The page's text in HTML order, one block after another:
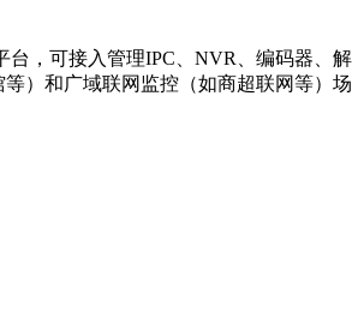
台，可接入管理IPC、NVR、编码器
）和广域联网监控（如商超联网等）场